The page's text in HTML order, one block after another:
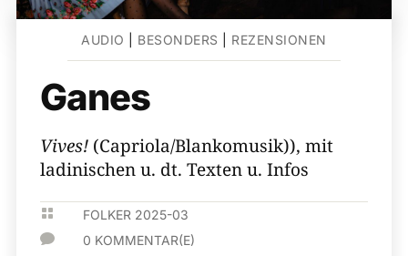
AUDIO BESONDERS REZENSIONEN
Ganes
Vives! (Capriola/Blankomusik)), mit
ladinischen u. dt. Texten u. Infos
 FOLKER 2025-03
 0 KOMMENTAR(E)